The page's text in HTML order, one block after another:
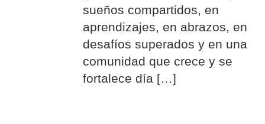
sueños compartidos, en
aprendizajes, en abrazos, en
desafíos superados y en una
comunidad que crece y se
fortalece día […]